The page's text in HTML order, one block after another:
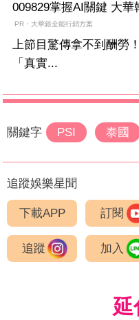
009829掌握AI關鍵 大
PR・大華銀全能行銷方案
上節目驚傳拿不到酬勞
「真實...
關鍵字 PSI 泰國
追蹤娛樂星聞
下載APP 訂閱
追蹤 加入
延